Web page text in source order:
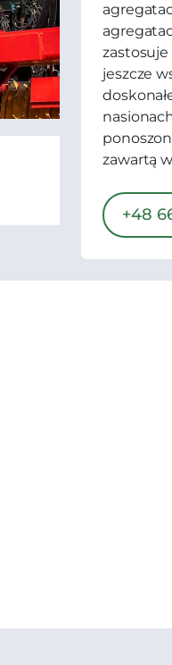
zastosuje
jeszcze
zawartą
+48